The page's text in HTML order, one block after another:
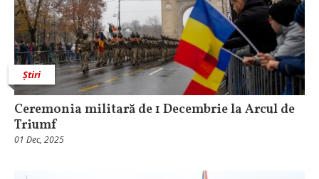
Știri
Ceremonia militară de 1 Decembrie la Arcul de
Triumf
01 Dec, 2025